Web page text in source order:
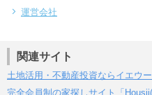
運営会社
関連サイト
土地活用・不動産投資ならイエウ
完全会員制の家探しサイト「Housii(